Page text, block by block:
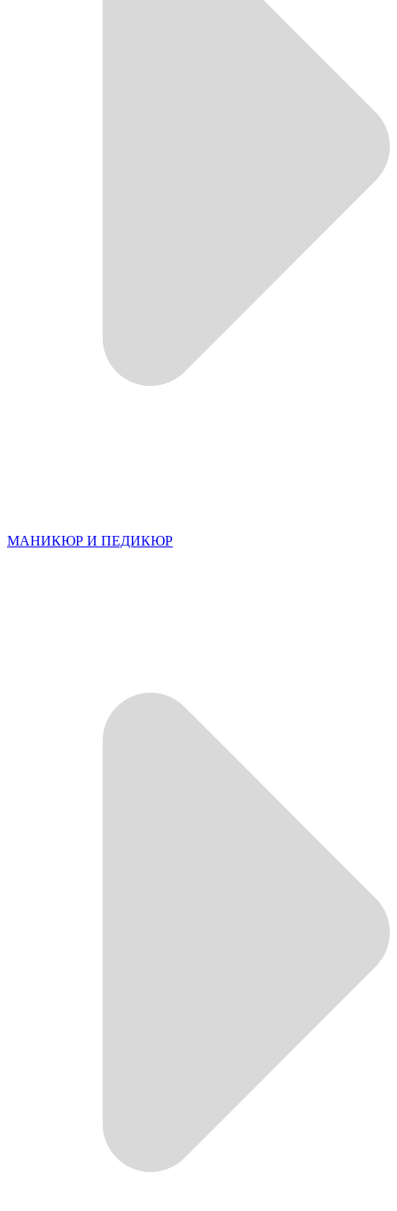
МАНИКЮР И ПЕДИКЮР